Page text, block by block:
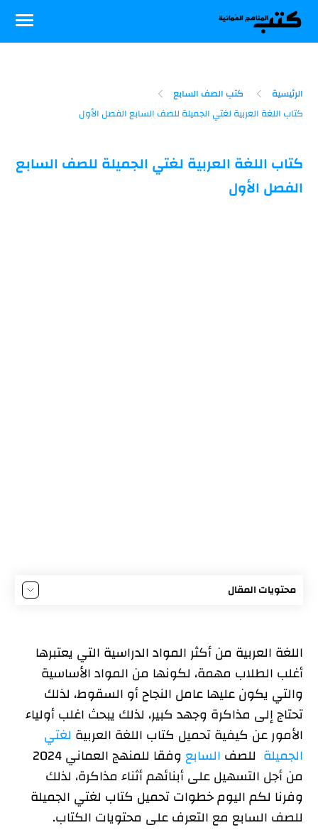
الرئيسية كتب الصف السابع
كتاب اللغة العربية لغتي الجميلة للصف السابع
الفصل الأول
محتويات المقال
الوحدة الأولى:
محتويات الوحدة الثانية:
محتويات الوحدة الثالثة:
محتويات الوحدة الرابعة:
رابط تحميل كتاب اللغة العربية لغتي الجميلة للصف السابع
وفقا للمنهج العماني
اللغة العربية من أكثر المواد الدراسية التي يعتبرها
أغلب الطلاب مهمة، لكونها من المواد الأساسية
والتي يكون عليها عامل النجاح أو السقوط، لذلك
تحتاج إلى مذاكرة وجهد كبير، لذلك يبحث اغلب أولياء
الأمور عن كيفية تحميل كتاب اللغة العربية لغتي
الجميلة للصف السابع
وفقا للمنهج العماني 2024
من أجل التسهيل على أبنائهم أثناء مذاكرة، لذلك
وفرنا لكم اليوم خطوات تحميل كتاب لغتي الجميلة
للصف السابع مع التعرف على محتويات الكتاب.